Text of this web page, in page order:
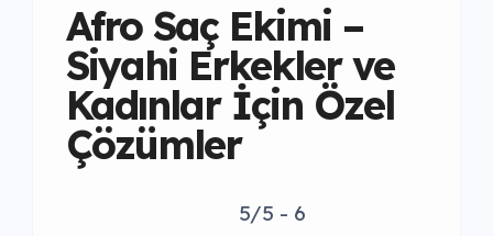
Afro Saç Ekimi –
Siyahi Erkekler ve
Kadınlar İçin Özel
Çözümler
5/5 - 6